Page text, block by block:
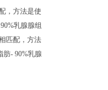
，方法是使
乳腺腺组
匹配，方法
肪- 90%乳腺